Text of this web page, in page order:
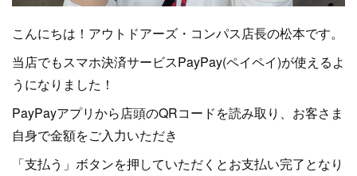
こんにちは！アウトドアーズ・コンパス店長の松本です。
当店でもスマホ決済サービスPayPay(ペイペイ)が使えるよ
うになりました！
PayPayアプリから店頭のQRコードを読み取り、お客さま
自身で金額をご入力いただき
「支払う」ボタンを押していただくとお支払い完了となり